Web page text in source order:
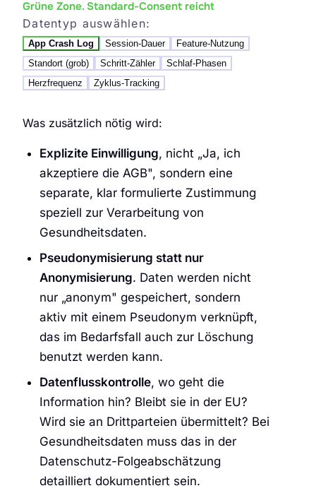
Grüne Zone. Standard-Consent reicht
Datentyp auswählen:
App Crash Log Session-Dauer
Feature-Nutzung
Standort (grob)
Schritt-Zähler
Schlaf-Phasen
Herzfrequenz
Zyklus-Tracking
Was zusätzlich nötig wird:
Explizite Einwilligung, nicht „Ja, ich
akzeptiere die AGB", sondern eine
separate, klar formulierte Zustimmung
speziell zur Verarbeitung von
Gesundheitsdaten.
Pseudonymisierung statt nur
Anonymisierung. Daten werden nicht
nur „anonym" gespeichert, sondern
aktiv mit einem Pseudonym verknüpft,
das im Bedarfsfall auch zur Löschung
benutzt werden kann.
Datenflusskontrolle, wo geht die
Information hin? Bleibt sie in der EU?
Wird sie an Drittparteien übermittelt? Bei
Gesundheitsdaten muss das in der
Datenschutz-Folgeabschätzung
detailliert dokumentiert sein.